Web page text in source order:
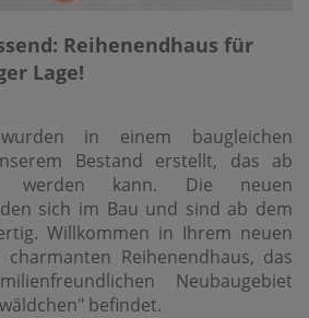
Reihenendhaus für
Lage!
in einem baugleichen
Bestand erstellt, das ab
werden kann. Die neuen
sich im Bau und sind ab dem
Willkommen in Ihrem neuen
Reihenendhaus, das
Neubaugebiet
befindet.